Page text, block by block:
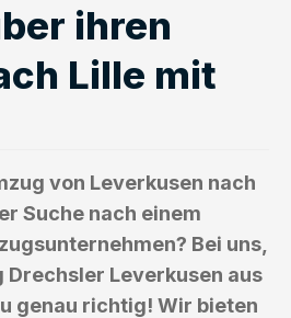
ihren
Lille mit
von Leverkusen nach
Suche nach einem
Bei uns,
Drechsler Leverkusen aus
genau richtig! Wir bieten